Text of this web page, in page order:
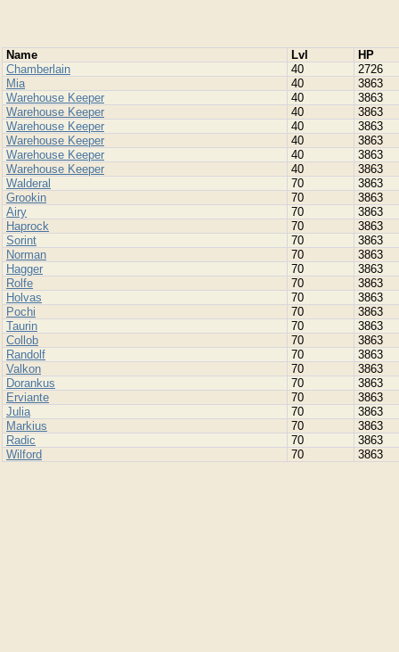
Namе Lvl
HP
Chamberlain
40
2726
Mia
40
3863
Warehouse Keeper
40
3863
Warehouse Keeper
40
3863
Warehouse Keeper
40
3863
Warehouse Keeper
40
3863
Warehouse Keeper
40
3863
Warehouse Keeper
40
3863
Walderal
70
3863
Grookin
70
3863
Airy
70
3863
Haprock
70
3863
Sorint
70
3863
Norman
70
3863
Hagger
70
3863
Rolfe
70
3863
Holvas
70
3863
Pochi
70
3863
Taurin
70
3863
Collob
70
3863
Randolf
70
3863
Valkon
70
3863
Dorankus
70
3863
Erviante
70
3863
Julia
70
3863
Markius
70
3863
Radic
70
3863
Wilford
70 3863